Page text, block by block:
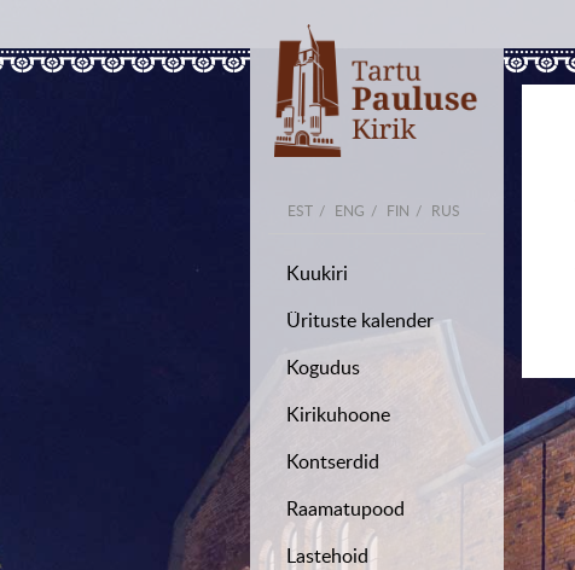
EST ENG FIN RUS
Kuukiri
Ürituste kalender
Kogudus
Kirikuhoone
Kontserdid
Raamatupood
Lastehoid